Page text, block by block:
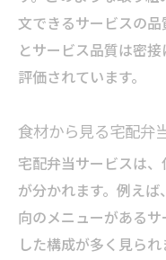
文できるサービスの
とサービス品質は密
評価されています。
食材から見る宅配弁
宅配弁当サービスは
が分かれます。例え
向のメニューがある
した構成が多く見ら